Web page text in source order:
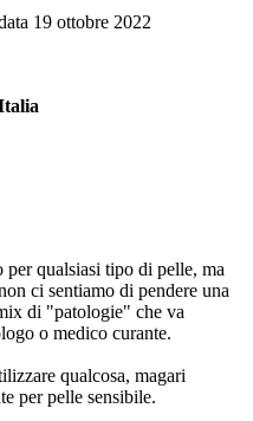
19 ottobre 2022
qualsiasi tipo di pelle, ma
ci sentiamo di pendere una
di "patologie" che va
o medico curante.
qualcosa, magari
per pelle sensibile.